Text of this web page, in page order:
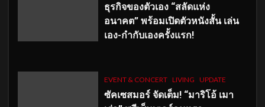
ธุรกิจของตัวเอง “สลัดแห่ง
อนาคต” พร้อมเปิดตัวหนังสั้น เล่น
เอง-กำกับเองครั้งแรก!
EVENT & CONCERT LIVING UPDATE
ซัคเซสมอร์ จัดเต็ม! “มาริโอ้ เมา